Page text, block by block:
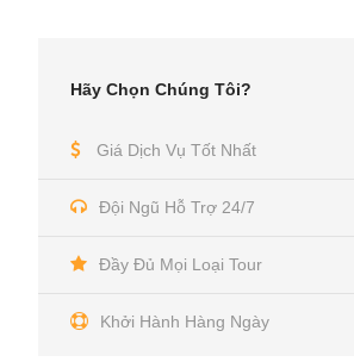
Hãy Chọn Chúng Tôi?
Giá Dịch Vụ Tốt Nhất
Đội Ngũ Hỗ Trợ 24/7
Đầy Đủ Mọi Loại Tour
Khởi Hành Hàng Ngày